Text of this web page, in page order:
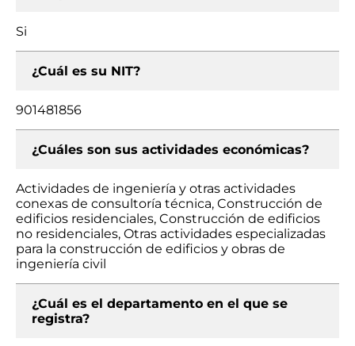
Si
¿Cuál es su NIT?
901481856
¿Cuáles son sus actividades económicas?
Actividades de ingeniería y otras actividades
conexas de consultoría técnica, Construcción de
edificios residenciales, Construcción de edificios
no residenciales, Otras actividades especializadas
para la construcción de edificios y obras de
ingeniería civil
¿Cuál es el departamento en el que se
registra?